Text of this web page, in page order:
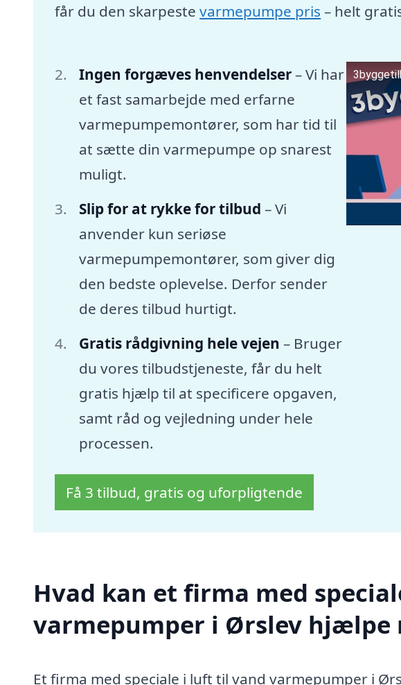
får du den skarpestevarmepumpe pris – helt
Ingen forgæves henvendelser– Vi har
et fast samarbejde med erfarne
varmepumpemontører, som har tid til
at sætte din varmepumpe op snarest
muligt.
Slip for at rykke for tilbud – Vi
anvender kun seriøse
varmepumpemontører, som giver dig
den bedste oplevelse. Derfor sender
de deres tilbud hurtigt.
Gratis rådgivning hele vejen – Bruger
du vores tilbudstjeneste, får du helt
gratis hjælp til at specificere opgaven,
samt råd og vejledning under hele
processen.
Få 3 tilbud, gratis og uforpligtende
Hvad kan et firma med
varmepumper i Ørslev hjælpe
Et firma med speciale i luft til vand varmepumper i